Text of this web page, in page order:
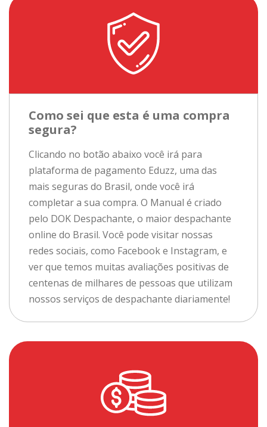
Como sei que esta é uma compra
segura?
Clicando no botão abaixo você irá para
plataforma de pagamento Eduzz, uma das
mais seguras do Brasil, onde você irá
completar a sua compra. O Manual é criado
pelo DOK Despachante, o maior despachante
online do Brasil. Você pode visitar nossas
redes sociais, como Facebook e Instagram, e
ver que temos muitas avaliações positivas de
centenas de milhares de pessoas que utilizam
nossos serviços de despachante diariamente!